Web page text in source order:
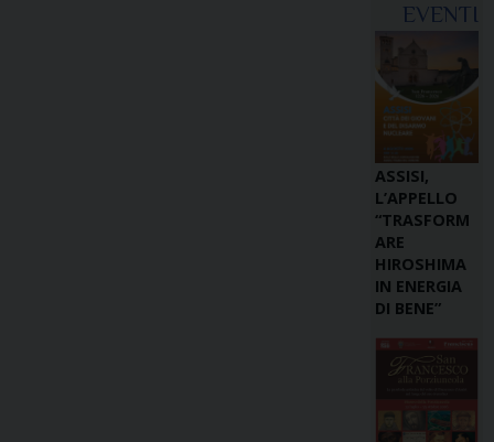
EVENTI
ASSISI,
L’APPELLO
“TRASFORM
ARE
HIROSHIMA
IN ENERGIA
DI BENE”